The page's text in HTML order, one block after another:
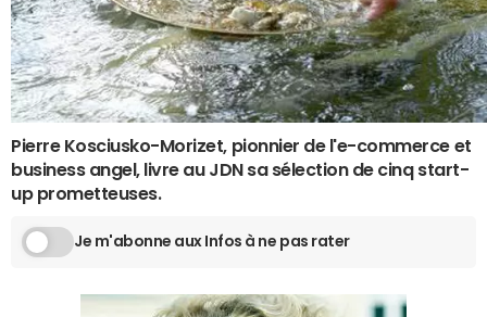
Pierre Kosciusko-Morizet, pionnier de l'e-commerce et
business angel, livre au JDN sa sélection de cinq start-
up prometteuses.
Je m'abonne aux Infos à ne pas rater